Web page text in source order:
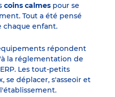
coins calmes pour se
Tout a été pensé
chaque enfant.
répondent
la réglementation de
Les tout-petits
se déplacer, s'asseoir et